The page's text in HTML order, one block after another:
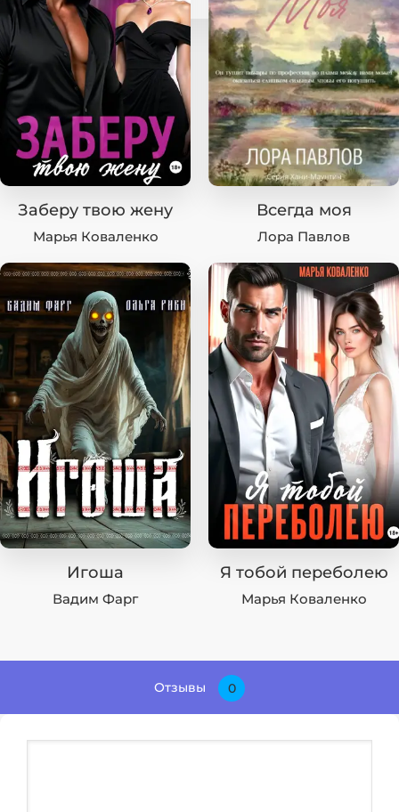
Заберу твою жену
Марья Коваленко
Всегда моя
Лора Павлов
Игоша
Вадим Фарг
Я тобой переболею
Марья Коваленко
Отзывы 0